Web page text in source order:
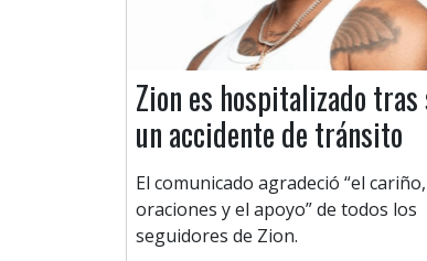
Zion es hospitalizado
un accidente de tránsito
El comunicado agradeció “el
oraciones y el apoyo” de todos los
seguidores de Zion.